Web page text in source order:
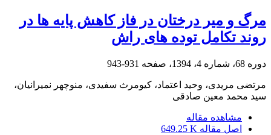
مرگ و میر درختان در فاز کاهش پایه ها در
روند تکامل توده های راش
دوره 68، شماره 4، 1394، صفحه 931-943
مرتضی مریدی، وحید اعتماد، کیومرث سفیدی، منوچهر نمیرانیان،
سید محمد معین صادقی
مشاهده مقاله
اصل مقاله 649.25 K